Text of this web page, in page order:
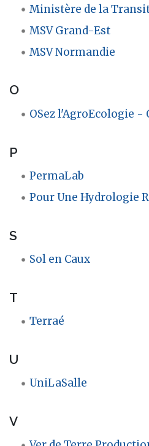
Ministère de la
MSV Grand-Est
MSV Normandie
O
OSez l'AgroEcologie -
P
PermaLab
Pour Une Hydrologie
S
Sol en Caux
T
Terraé
U
UniLaSalle
V